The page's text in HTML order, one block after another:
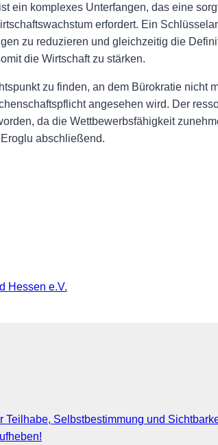
ein komplexes Unterfangen, das eine
erfordert. Ein
zu reduzieren und gleichzeitig die
die Wirtschaft zu stärken.
zu finden, an dem Bürokratie nicht
angesehen wird. Der
da die Wettbewerbsfähigkeit
abschließend.
Hessen e.V.
Selbstbestimmung und